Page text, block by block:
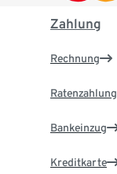
Zahlung
Rechnung
Ratenzahlung
Bankeinzug
Kreditkarte